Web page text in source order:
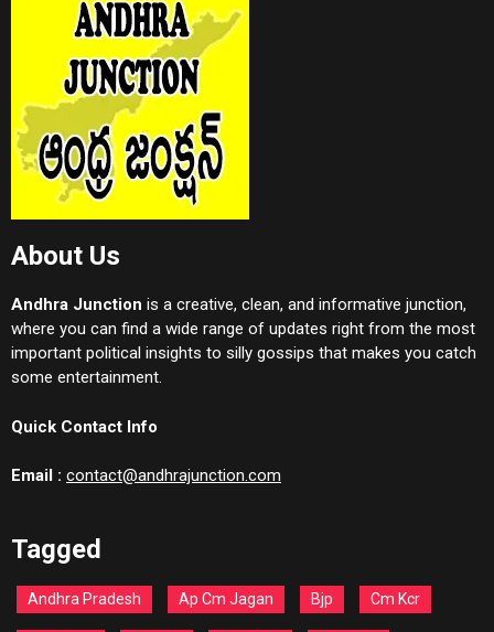
About Us
Andhra Junction is a creative, clean, and informative junction,
where you can find a wide range of updates right from the most
important political insights to silly gossips that makes you catch
some entertainment.
Quick Contact Info
Email : contact@andhrajunction.com
Tagged
Andhra Pradesh Ap Cm Jagan Bjp Cm Kcr